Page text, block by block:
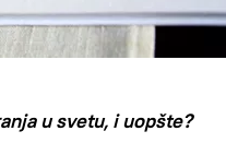
u svetu, i uopšte?